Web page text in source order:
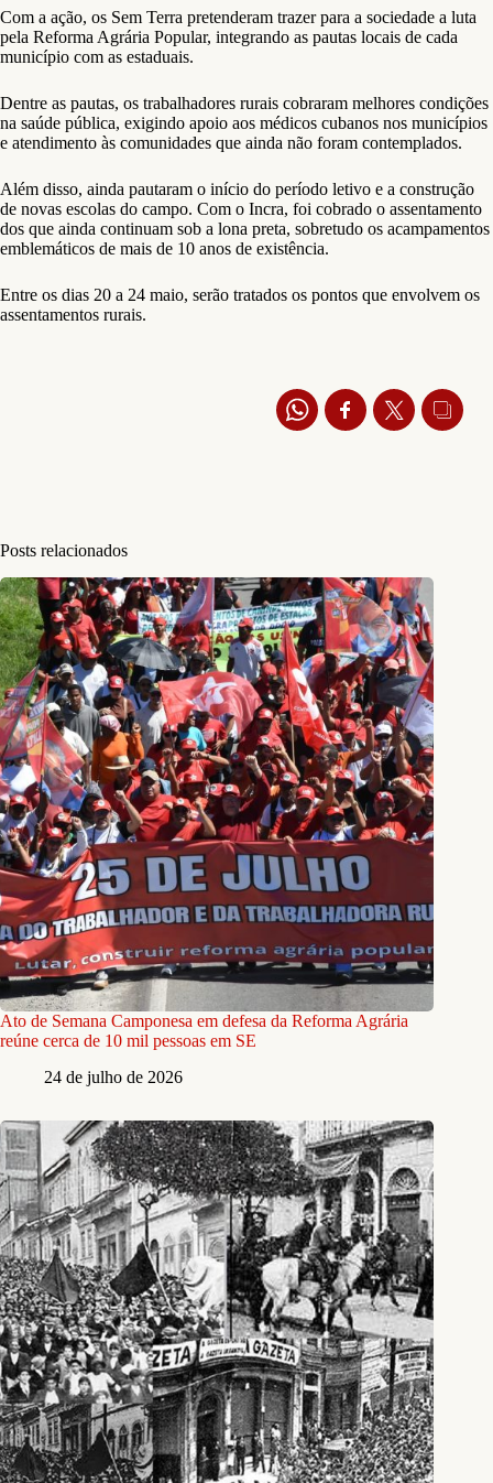
Com a ação, os Sem Terra pretenderam trazer para a sociedade a luta
pela Reforma Agrária Popular, integrando as pautas locais de cada
município com as estaduais.
Dentre as pautas, os trabalhadores rurais cobraram melhores condições
na saúde pública, exigindo apoio aos médicos cubanos nos municípios
e atendimento às comunidades que ainda não foram contemplados.
Além disso, ainda pautaram o início do período letivo e a construção
de novas escolas do campo. Com o Incra, foi cobrado o assentamento
dos que ainda continuam sob a lona preta, sobretudo os acampamentos
emblemáticos de mais de 10 anos de existência.
Entre os dias 20 a 24 maio, serão tratados os pontos que envolvem os
assentamentos rurais.
Posts relacionados
Ato de Semana Camponesa em defesa da Reforma Agrária
reúne cerca de 10 mil pessoas em SE
24 de julho de 2026